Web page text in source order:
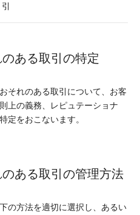
引
ある取引の特定
それのある取引について、お客
上の義務、レピュテーショナ
定をおこないます。
ある取引の管理方法
の方法を適切に選択し、あるい